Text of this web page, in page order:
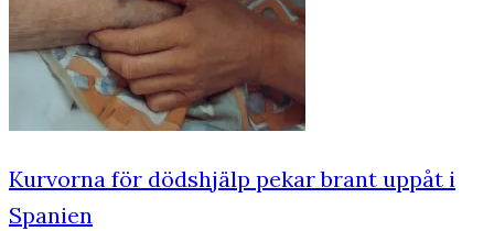
Kurvorna för dödshjälp pekar brant uppåt i
Spanien